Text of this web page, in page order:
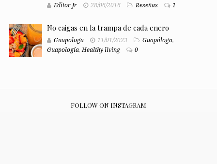
Editor Jr 28/06/2016 Reseñas 1
No caigas en la trampa de cada enero
Guapologa 11/01/2023 Guapóloga,
Guapología,Healthy living 0
FOLLOW ON INSTAGRAM